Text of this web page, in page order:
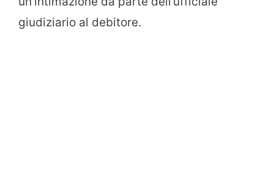
giudiziario al debitore.